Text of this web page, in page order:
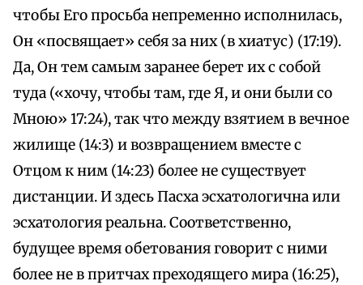
чтобы Его просьба непременно исполнилась,
Он «посвящает» себя за них (в хиатус) (17:19).
Да, Он тем самым заранее берет их с собой
туда («хочу, чтобы там, где Я, и они были со
Мною» 17:24), так что между взятием в вечное
жилище (14:3) и возвращением вместе с
Отцом к ним (14:23) более не существует
дистанции. И здесь Пасха эсхатологична или
эсхатология реальна. Соответственно,
будущее время обетования говорит с ними
более не в притчах преходящего мира (16:25),